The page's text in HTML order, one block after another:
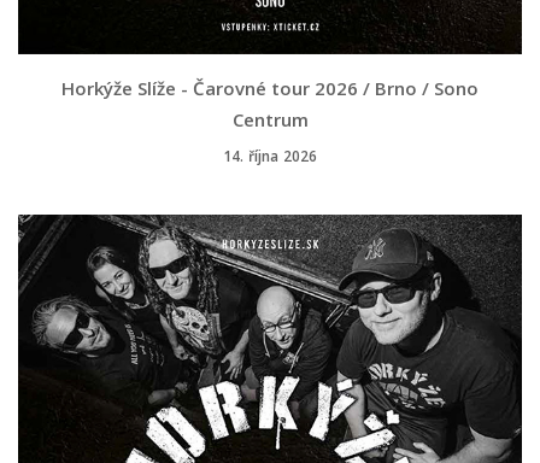
Horkýže Slíže - Čarovné tour 2026 / Brno / Sono
Centrum
14. října 2026